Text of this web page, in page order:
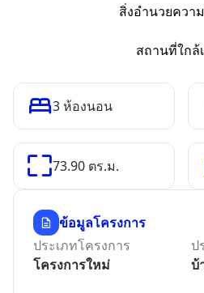
สิ่งอำนวยควา
สถานที่ใกล้
3ห้องนอน
73.90 ตร.ม.
ข้อมูลโครงการ
ประเภทโครงการ
โครงการใหม่
ป
บ้